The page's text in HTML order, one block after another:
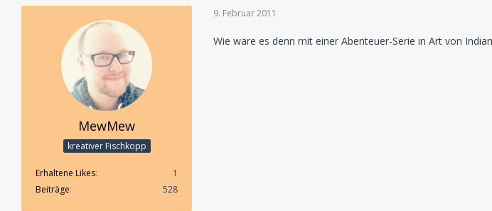
MewMew
kreativer Fischkopp
Erhaltene Likes
1
Beiträge
528
9. Februar 2011
Wie wäre es denn mit einer Abenteuer-Serie in Art von